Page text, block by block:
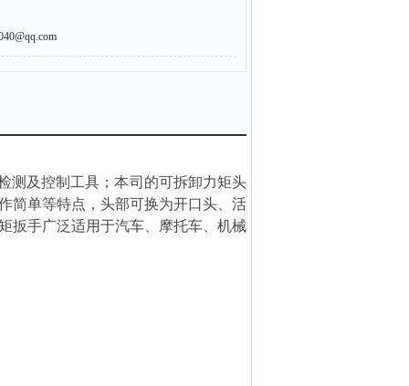
测及控制工具；本司的可拆卸力矩头
简单等特点，头部可换为开口头、活
扳手广泛适用于汽车、摩托车、机械